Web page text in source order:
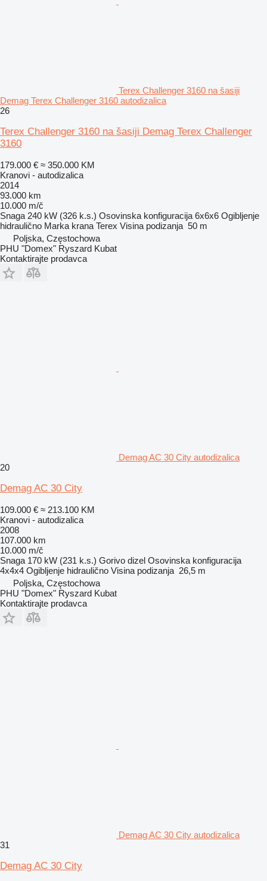
Terex Challenger 3160 na šasiji
Demag Terex Challenger 3160 autodizalica
26
Terex Challenger 3160 na šasiji Demag Terex Challenger
3160
179.000 € ≈ 350.000 KM
Kranovi - autodizalica
2014
93.000 km
10.000 m/č
Snaga 240 kW (326 k.s.) Osovinska konfiguracija 6x6x6 Ogibljenje
hidraulično Marka krana Terex Visina podizanja 50 m
Poljska, Częstochowa
PHU "Domex" Ryszard Kubat
Kontaktirajte prodavca
Demag AC 30 City autodizalica
20
Demag AC 30 City
109.000 € ≈ 213.100 KM
Kranovi - autodizalica
2008
107.000 km
10.000 m/č
Snaga 170 kW (231 k.s.) Gorivo dizel Osovinska konfiguracija
4x4x4 Ogibljenje hidraulično Visina podizanja 26,5 m
Poljska, Częstochowa
PHU "Domex" Ryszard Kubat
Kontaktirajte prodavca
Demag AC 30 City autodizalica
31
Demag AC 30 City